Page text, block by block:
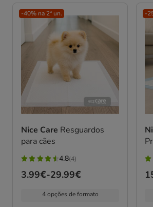
-40% na 2ª un.
Nice Care Resguardos
para cães
4.8
estrelas
4.8(4)
Preço
3.99€
3.99€-29.99€
4 opções de formato
-
4